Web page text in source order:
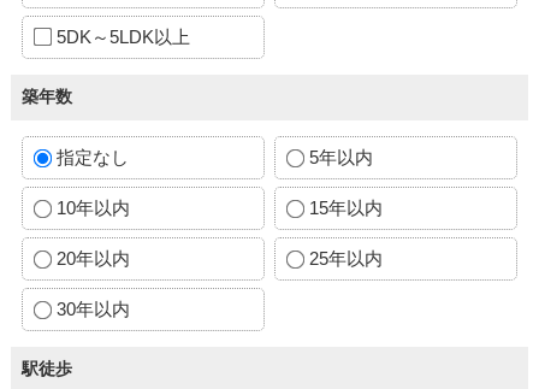
5DK～5LDK以上
築年数
指定なし 5年以内
10年以内 15年以内
20年以内 25年以内
30年以内
駅徒歩